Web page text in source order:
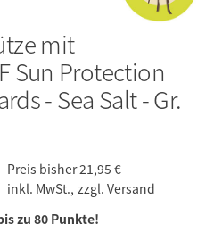
mit
Sun Protection
- Sea Salt - Gr.
Preis bisher21,95 €
inkl. MwSt., zzgl. Versand
zu 80 Punkte!